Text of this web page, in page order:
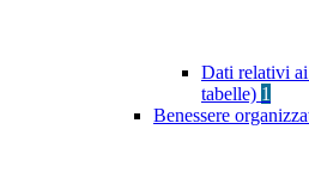
Dati relativi
tabelle) 1
Benessere